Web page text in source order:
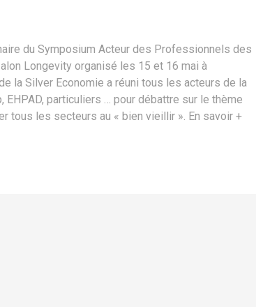
du Symposium Acteur des Professionnels des
Longevity organisé les 15 et 16 mai à
la Silver Economie a réuni tous les acteurs de la
particuliers … pour débattre sur le thème
tous les secteurs au « bien vieillir ». En savoir +